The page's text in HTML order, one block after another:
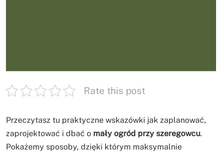
Rate this post
Przeczytasz tu praktyczne wskazówki jak zaplanować,
zaprojektować i dbać o mały ogród przy szeregowcu.
Pokażemy sposoby, dzięki którym maksymalnie